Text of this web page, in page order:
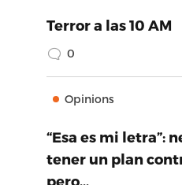
Terror a las 10 AM
0
Opinions
“Esa es mi letra”:
tener un plan
pero…